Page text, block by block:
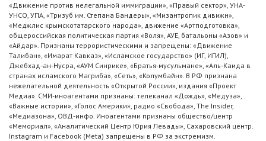
«Движение против нелегальной иммиграции», «Правый сектор», УНА-
УНСО, УПА, «Тризуб им. Степана Бандеры», «Мизантропик дивижн»,
«Меджлис крымскотатарского народа», движение «Артподготовка»,
общероссийская политическая партия «Воля», АУЕ, батальоны «Азов» и
«Айдар». Признаны террористическими и запрещены: «Движение
Талибан», «Имарат Кавказ», «Исламское государство» (ИГ, ИГИЛ),
Джебхад-ан-Нусра, «АУМ Синрике», «Братья-мусульмане», «Аль-Каида в
странах исламского Магриба», «Сеть», «Колумбайн». В РФ признана
нежелательной деятельность «Открытой России», издания «Проект
Медиа». СМИ-иноагентами признаны: телеканал «Дождь», «Медуза»,
«Важные истории», «Голос Америки», радио «Свобода», The Insider,
«Медиазона», ОВД-инфо. Иноагентами признаны общество/центр
«Мемориал», «Аналитический Центр Юрия Левады», Сахаровский центр.
Instagram и Facebook (Metа) запрещены в РФ за экстремизм.